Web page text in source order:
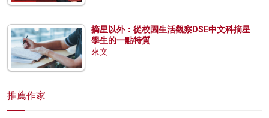
摘星以外：從校園生活觀察DSE中文科摘星
學生的一點特質
來文
推薦作家